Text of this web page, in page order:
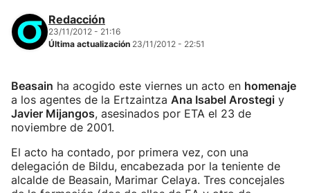
Redacción
23/11/2012 - 21:16
Última actualización 23/11/2012 - 22:51
Beasain ha acogido este viernes un acto en homenaje
a los agentes de la Ertzaintza Ana Isabel Arostegi y
Javier Mijangos, asesinados por ETA el 23 de
noviembre de 2001.
El acto ha contado, por primera vez, con una
delegación de Bildu, encabezada por la teniente de
alcalde de Beasain, Marimar Celaya. Tres concejales